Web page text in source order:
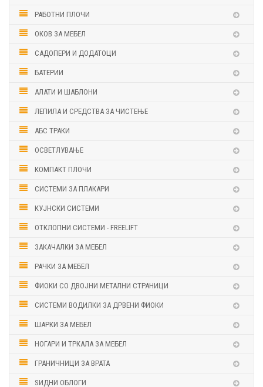
РАБОТНИ ПЛОЧИ
ОКОВ ЗА МЕБЕЛ
САДОПЕРИ И ДОДАТОЦИ
БАТЕРИИ
АЛАТИ И ШАБЛОНИ
ЛЕПИЛА И СРЕДСТВА ЗА ЧИСТЕЊЕ
АБС ТРАКИ
ОСВЕТЛУВАЊЕ
КОМПАКТ ПЛОЧИ
СИСТЕМИ ЗА ПЛАКАРИ
КУЈНСКИ СИСТЕМИ
ОТКЛОПНИ СИСТЕМИ - FREELIFT
ЗАКАЧАЛКИ ЗА МЕБЕЛ
РАЧКИ ЗА МЕБЕЛ
ФИОКИ СО ДВОЈНИ МЕТАЛНИ СТРАНИЦИ
СИСТЕМИ ВОДИЛКИ ЗА ДРВЕНИ ФИОКИ
ШАРКИ ЗА МЕБЕЛ
НОГАРИ И ТРКАЛА ЗА МЕБЕЛ
ГРАНИЧНИЦИ ЗА ВРАТА
ЅИДНИ ОБЛОГИ